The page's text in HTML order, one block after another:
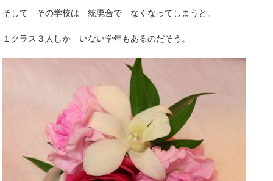
そして その学校は 統廃合で なくなってしまうと。
１クラス３人しか いない学年もあるのだそう。